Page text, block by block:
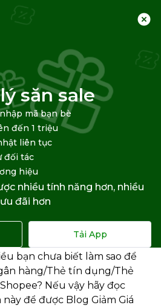
Shopee
tài khoản ngân
như thế nào?
khoản ngân hàng với
là bạn muốn liên kết tài
Shopee để thanh toán đơn
bạn chưa biết làm sao để
hàng/Thẻ tín dụng/Thẻ
Nếu vậy hãy đọc
để được Blog Giảm Giá
săn sale
mã bạn bè
đến 1 triệu
liên tục
đối tác
hiệu
nhiều tính năng hơn, nhiều
ưu đãi hơn
Tải App